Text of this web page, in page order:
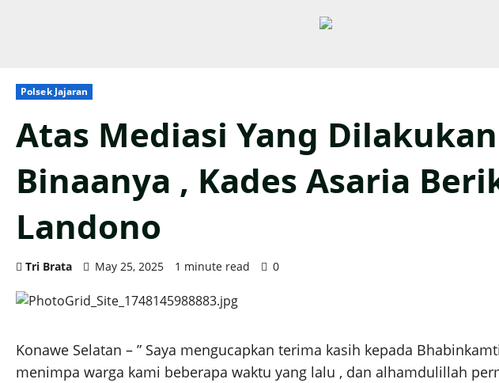
Polsek Jajaran
Atas Mediasi Yang
Binaanya , Kades Asaria
Landono
Tri Brata May 25, 2025 1 minute read 0
Konawe Selatan – ” Saya mengucapkan terima kasih kepada
menimpa warga kami beberapa waktu yang lalu , dan alhamdulillah